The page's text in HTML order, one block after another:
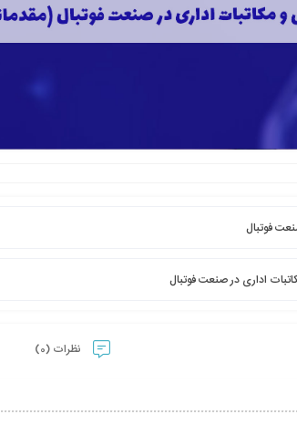
فوتبال
اداری در صنعت فوتبال
نظرات (0)